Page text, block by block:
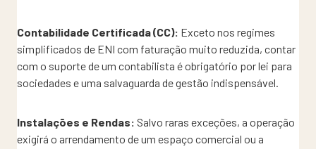
Contabilidade Certificada (CC): Exceto nos regimes
simplificados de ENI com faturação muito reduzida, contar
com o suporte de um contabilista é obrigatório por lei para
sociedades e uma salvaguarda de gestão indispensável.
Instalações e Rendas: Salvo raras exceções, a operação
exigirá o arrendamento de um espaço comercial ou a